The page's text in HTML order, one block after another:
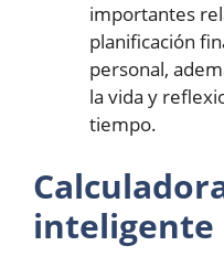
importantes
planificación
personal,
la vida y
tiempo.
inteligente